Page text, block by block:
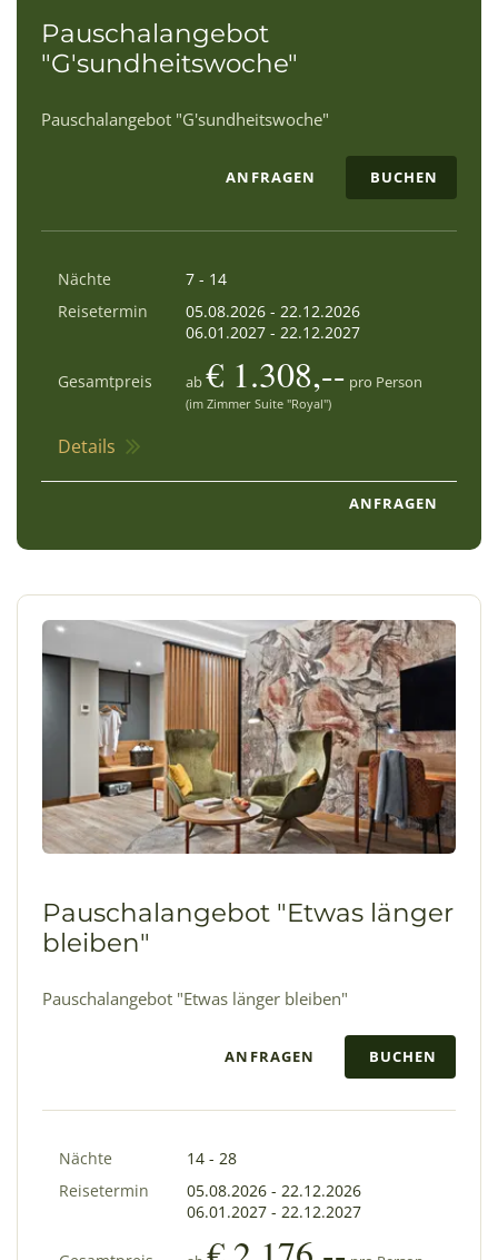
Pauschalangebot
"G'sundheitswoche"
Pauschalangebot "G'sundheitswoche"
BUCHEN
ANFRAGEN
Nächte
7 - 14
Reisetermin
05.08.2026 - 22.12.2026
06.01.2027 - 22.12.2027
Gesamtpreis ab€ 1.308,-- pro Person
(im Zimmer Suite "Royal")
Details
ANFRAGEN
Pauschalangebot "Etwas länger
bleiben"
Pauschalangebot "Etwas länger bleiben"
BUCHEN
ANFRAGEN
Nächte
14 - 28
Reisetermin
05.08.2026 - 22.12.2026
06.01.2027 - 22.12.2027